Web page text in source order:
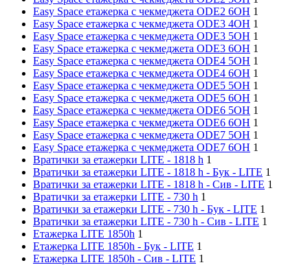
Easy Space етажерка с чекмеджета ODE2 6OH 1
Easy Space етажерка с чекмеджета ODE3 4OH 1
Easy Space етажерка с чекмеджета ODE3 5OH 1
Easy Space етажерка с чекмеджета ODE3 6OH 1
Easy Space етажерка с чекмеджета ODE4 5OH 1
Easy Space етажерка с чекмеджета ODE4 6OH 1
Easy Space етажерка с чекмеджета ODE5 5OH 1
Easy Space етажерка с чекмеджета ODE5 6OH 1
Easy Space етажерка с чекмеджета ODE6 5OH 1
Easy Space етажерка с чекмеджета ODE6 6OH 1
Easy Space етажерка с чекмеджета ODE7 5OH 1
Easy Space етажерка с чекмеджета ODE7 6OH 1
Вратички за етажерки LITE - 1818 h 1
Вратички за етажерки LITE - 1818 h - Бук - LITE 1
Вратички за етажерки LITE - 1818 h - Сив - LITE 1
Вратички за етажерки LITE - 730 h 1
Вратички за етажерки LITE - 730 h - Бук - LITE 1
Вратички за етажерки LITE - 730 h - Сив - LITE 1
Етажерка LITE 1850h 1
Етажерка LITE 1850h - Бук - LITE 1
Етажерка LITE 1850h - Сив - LITE 1